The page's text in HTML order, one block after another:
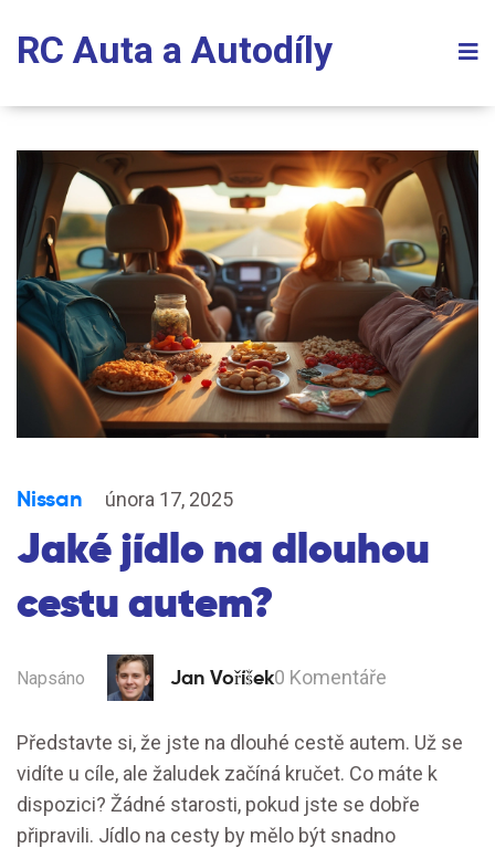
RC Auta a Autodíly
Nissan února 17, 2025
Jaké jídlo na dlouhou
cestu autem?
Napsáno Jan Voříšek0 Komentáře
Představte si, že jste na dlouhé cestě autem. Už se
vidíte u cíle, ale žaludek začíná kručet. Co máte k
dispozici? Žádné starosti, pokud jste se dobře
připravili. Jídlo na cesty by mělo být snadno